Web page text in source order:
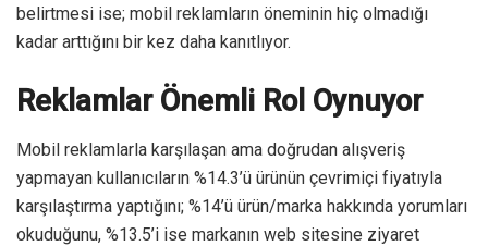
belirtmesi ise; mobil reklamların öneminin hiç olmadığı
kadar arttığını bir kez daha kanıtlıyor.
Reklamlar Önemli Rol Oynuyor
Mobil reklamlarla karşılaşan ama doğrudan alışveriş
yapmayan kullanıcıların %14.3’ü ürünün çevrimiçi fiyatıyla
karşılaştırma yaptığını; %14’ü ürün/marka hakkında yorumları
okuduğunu, %13.5’i ise markanın web sitesine ziyaret